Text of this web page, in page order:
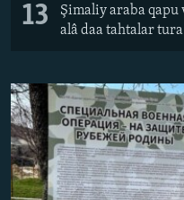
13
Şimaliy araba
alâ daa tahtalar tura